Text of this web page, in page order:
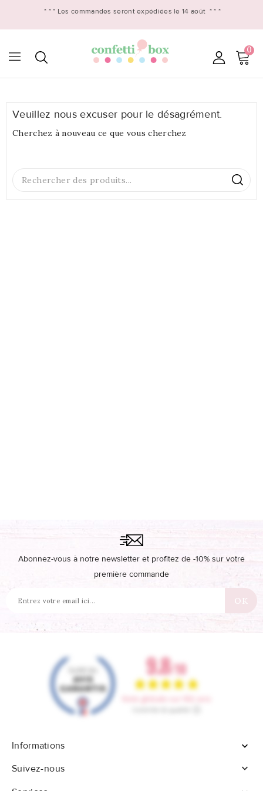
* * * Les commandes seront expédiées le 14 août * * *
0
Veuillez nous excuser pour le désagrément.
Cherchez à nouveau ce que vous cherchez
Abonnez-vous à notre newsletter et profitez de -10% sur votre
première commande
Informations

Suivez-nous
